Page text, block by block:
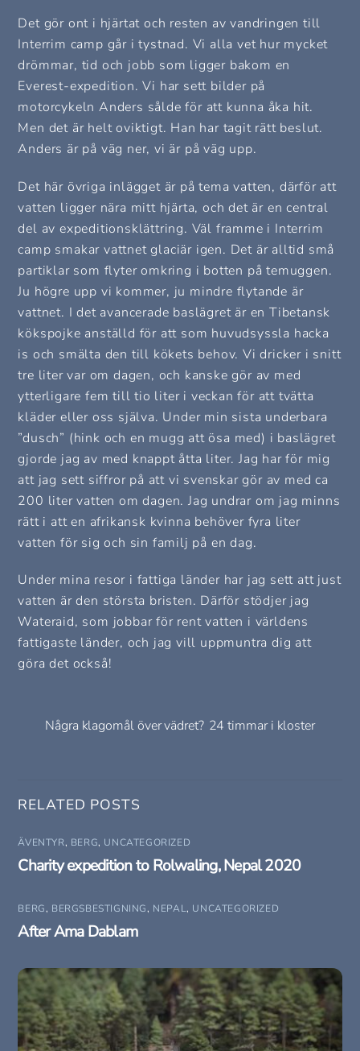
Det gör ont i hjärtat och resten av vandringen till
Interrim camp går i tystnad. Vi alla vet hur mycket
drömmar, tid och jobb som ligger bakom en
Everest-expedition. Vi har sett bilder på
motorcykeln Anders sålde för att kunna åka hit.
Men det är helt oviktigt. Han har tagit rätt beslut.
Anders är på väg ner, vi är på väg upp.
Det här övriga inlägget är på tema vatten, därför att
vatten ligger nära mitt hjärta, och det är en central
del av expeditionsklättring. Väl framme i Interrim
camp smakar vattnet glaciär igen. Det är alltid små
partiklar som flyter omkring i botten på temuggen.
Ju högre upp vi kommer, ju mindre flytande är
vattnet. I det avancerade baslägret är en Tibetansk
kökspojke anställd för att som huvudsyssla hacka
is och smälta den till kökets behov. Vi dricker i snitt
tre liter var om dagen, och kanske gör av med
ytterligare fem till tio liter i veckan för att tvätta
kläder eller oss själva. Under min sista underbara
”dusch” (hink och en mugg att ösa med) i baslägret
gjorde jag av med knappt åtta liter. Jag har för mig
att jag sett siffror på att vi svenskar gör av med ca
200 liter vatten om dagen. Jag undrar om jag minns
rätt i att en afrikansk kvinna behöver fyra liter
vatten för sig och sin familj på en dag.
Under mina resor i fattiga länder har jag sett att just
vatten är den största bristen. Därför stödjer jag
Wateraid, som jobbar för rent vatten i världens
fattigaste länder, och jag vill uppmuntra dig att
göra det också!
Några klagomål över vädret? 24 timmar i kloster
RELATED POSTS
ÄVENTYR, BERG, UNCATEGORIZED
Charity expedition to Rolwaling, Nepal 2020
BERG, BERGSBESTIGNING, NEPAL, UNCATEGORIZED
After Ama Dablam